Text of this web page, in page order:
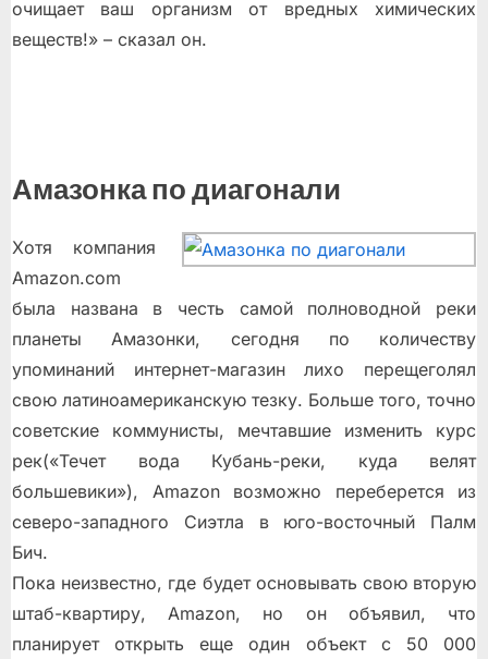
очищает ваш организм от вредных химических
веществ!» – сказал он.
Амазонка по диагонали
Хотя компания
Amazon.com
была названа в честь самой полноводной реки
планеты Амазонки, сегодня по количеству
упоминаний интернет-магазин лихо перещеголял
свою латиноамериканскую тезку. Больше того, точно
советские коммунисты, мечтавшие изменить курс
рек(«Течет вода Кубань-реки, куда велят
большевики»), Amazon возможно переберется из
северо-западного Сиэтла в юго-восточный Палм
Бич.
Пока неизвестно, где будет основывать свою вторую
штаб-квартиру, Amazon, но он объявил, что
планирует открыть еще один объект с 50 000